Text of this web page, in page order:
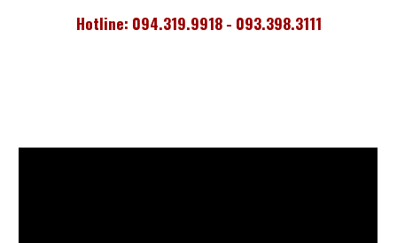
Hotline: 094.319.9918 - 093.398.3111